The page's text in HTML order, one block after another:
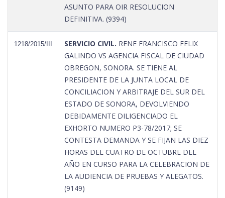
ASUNTO PARA OIR RESOLUCION
DEFINITIVA. (9394)
1218/2015/III SERVICIO CIVIL. RENE FRANCISCO FELIX
GALINDO VS AGENCIA FISCAL DE CIUDAD
OBREGON, SONORA. SE TIENE AL
PRESIDENTE DE LA JUNTA LOCAL DE
CONCILIACION Y ARBITRAJE DEL SUR DEL
ESTADO DE SONORA, DEVOLVIENDO
DEBIDAMENTE DILIGENCIADO EL
EXHORTO NUMERO P3-78/2017; SE
CONTESTA DEMANDA Y SE FIJAN LAS DIEZ
HORAS DEL CUATRO DE OCTUBRE DEL
AÑO EN CURSO PARA LA CELEBRACION DE
LA AUDIENCIA DE PRUEBAS Y ALEGATOS.
(9149)